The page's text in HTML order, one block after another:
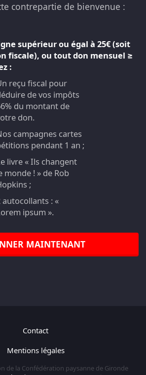
contrepartie de bienvenue :
supérieur ou égal à 25€ (soit
fiscale), ou tout don mensuel ≥
:
reçu fiscal pour
de vos impôts
du montant de
don.
campagnes cartes
pendant 1 an ;
livre « Ils changent
monde ! » de Rob
;
autocollants : «
ipsum ».
MAINTENANT
Contact
Mentions légales
de la Confédération paysanne de Gironde